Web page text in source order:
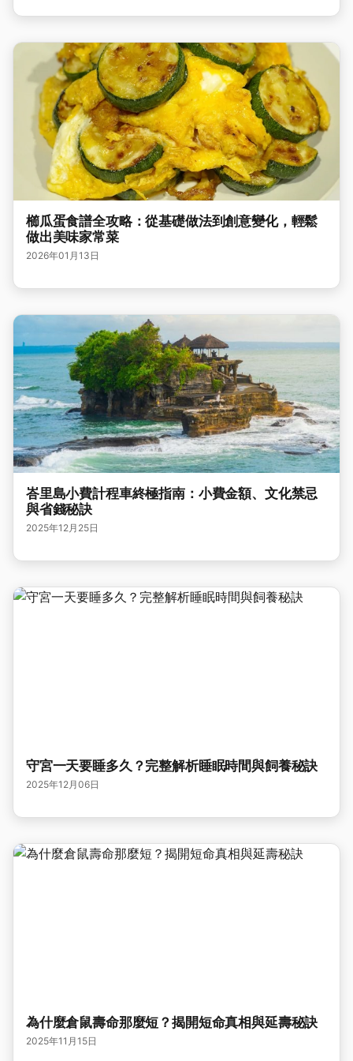
櫛瓜蛋食譜全攻略：從基礎做法到創意變化，輕鬆
做出美味家常菜
2026年01月13日
峇里島小費計程車終極指南：小費金額、文化禁忌
與省錢秘訣
2025年12月25日
守宮一天要睡多久？完整解析睡眠時間與飼養秘訣
2025年12月06日
為什麼倉鼠壽命那麼短？揭開短命真相與延壽秘訣
2025年11月15日